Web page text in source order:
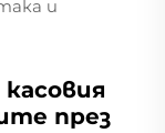
и
през